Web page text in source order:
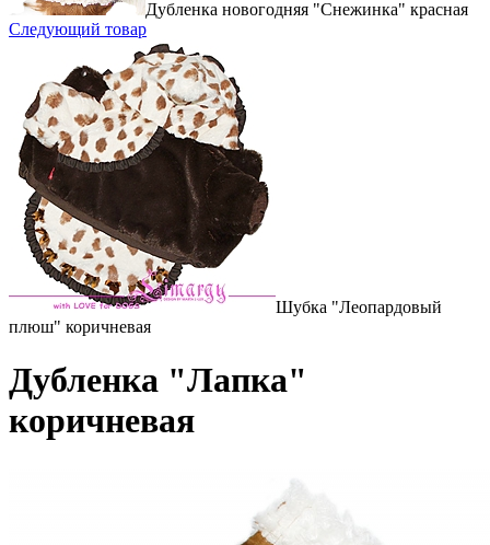
Дубленка новогодняя "Снежинка" красная
Следующий товар
Шубка "Леопардовый
плюш" коричневая
Дубленка "Лапка"
коричневая